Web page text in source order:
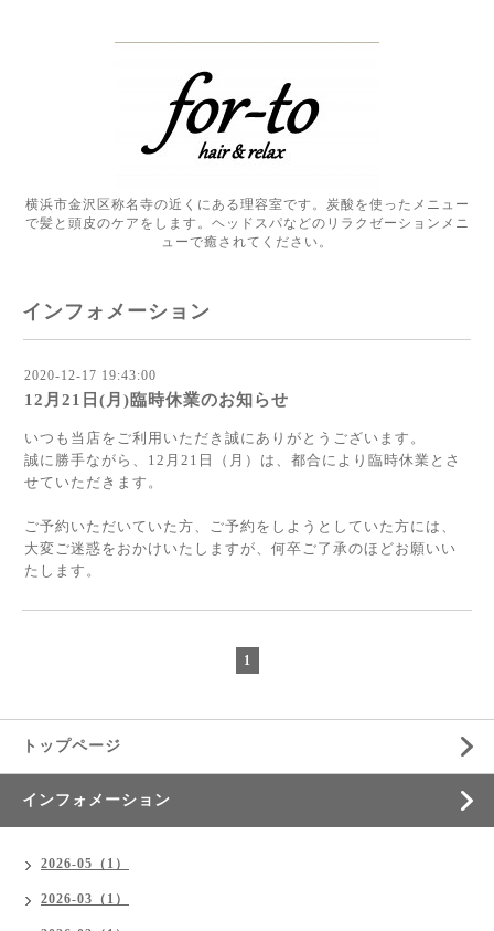
横浜市金沢区称名寺の近くにある理容室です。炭酸を使ったメニュー
で髪と頭皮のケアをします。ヘッドスパなどのリラクゼーションメニ
ューで癒されてください。
インフォメーション
2020-12-17 19:43:00
12月21日(月)臨時休業のお知らせ
いつも当店をご利用いただき誠にありがとうございます。
誠に勝手ながら、12月21日（月）は、都合により臨時休業とさ
せていただきます。
ご予約いただいていた方、ご予約をしようとしていた方には、
大変ご迷惑をおかけいたしますが、何卒ご了承のほどお願いい
たします。
1
トップページ
インフォメーション
2026-05（1）
2026-03（1）